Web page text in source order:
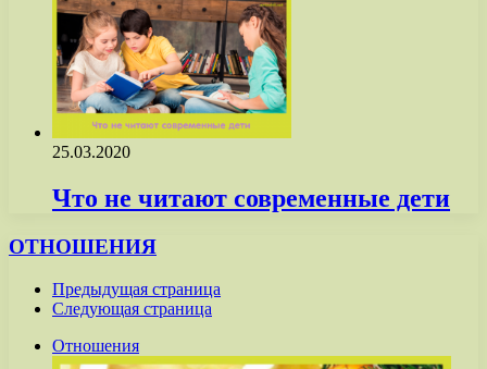
25.03.2020
Что не читают современные дети
ОТНОШЕНИЯ
Предыдущая страница
Следующая страница
Отношения